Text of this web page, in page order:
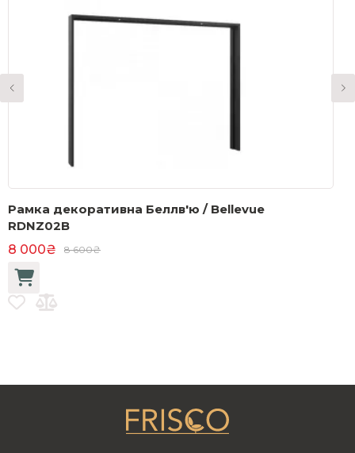
Рамка декоративна Беллв'ю / Bellevue
RDNZ02B
8 000₴
8 600₴